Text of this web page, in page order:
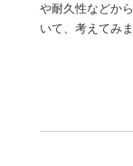
や耐久性などか
いて、考えてみ